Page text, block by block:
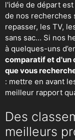
l'idée de départ
de nos recherches
repasser, les TV,
sans sac… Si nos
à quelques-uns
comparatif et d'un
que vous
: mettre en avant
meilleur rapport
Des
meilleurs